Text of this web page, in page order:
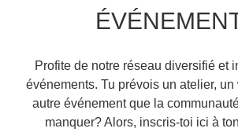
Profite de notre réseau diversifié et
événements. Tu prévois un atelier,
autre événement que la
manquer? Alors, inscris-toi ici à